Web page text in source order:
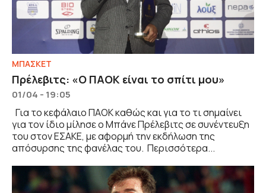
ΜΠΑΣΚΕΤ
Πρέλεβιτς: «Ο ΠΑΟΚ είναι το σπίτι μου»
01/04 - 19:05
Για το κεφάλαιο ΠΑΟΚ καθώς και για το τι σημαίνει
για τον ίδιο μίλησε ο Μπάνε Πρέλεβιτς σε συνέντευξη
του στον ΕΣΑΚΕ, με αφορμή την εκδήλωση της
απόσυρσης της φανέλας του. Περισσότερα...